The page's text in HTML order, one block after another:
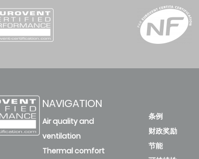
NAVIGATION
Air quality and
ventilation
Thermal comfort
条例
财政奖励
节能